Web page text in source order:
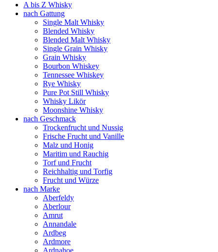
A bis Z Whisky
nach Gattung
Single Malt Whisky
Blended Whisky
Blended Malt Whisky
Single Grain Whisky
Grain Whisky
Bourbon Whiskey
Tennessee Whiskey
Rye Whisky
Pure Pot Still Whisky
Whisky Likör
Moonshine Whisky
nach Geschmack
Trockenfrucht und Nussig
Frische Frucht und Vanille
Malz und Honig
Maritim und Rauchig
Torf und Frucht
Reichhaltig und Torfig
Frucht und Würze
nach Marke
Aberfeldy
Aberlour
Amrut
Annandale
Ardbeg
Ardmore
Ardnahoe